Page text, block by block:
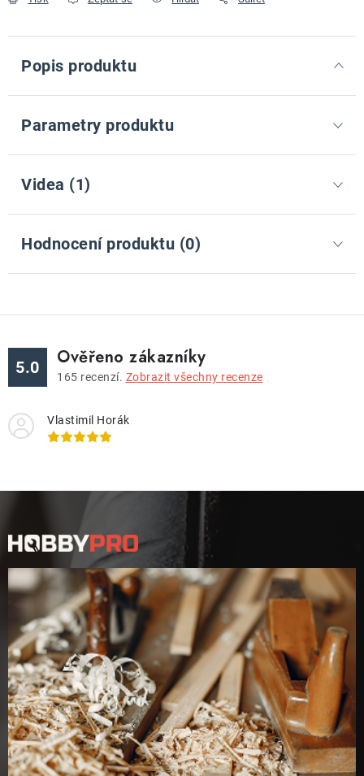
Popis produktu
Parametry produktu
Videa (1)
Hodnocení produktu (0)
5.0 Ověřeno zákazníky
165 recenzí. Zobrazit všechny recenze
Vlastimil Horák
p
a